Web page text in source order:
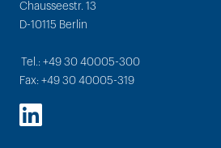
Chausseestr. 13
D-10115 Berlin
Tel.: +49 30 40005-300
Fax: +49 30 40005-319
LinkedIn